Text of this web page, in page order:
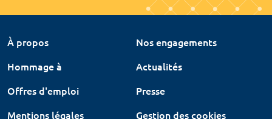
À propos
Nos engagements
Hommage à
Actualités
Offres d'emploi
Presse
Mentions légales
Gestion des cookies